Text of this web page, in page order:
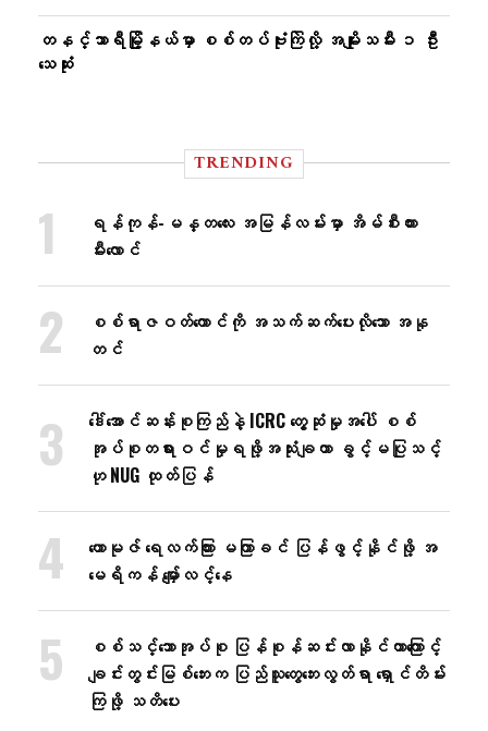
တနင်္သာရီမြို့နယ်မှာ စစ်တပ်ဗုံးကြဲလို့ အမျိုးသမီး ၁ ဦး
သေဆုံး
TRENDING
ရန်ကုန်-မန္တလေး အမြန်လမ်းမှာ အိမ်စီးကား
မီးလောင်
စစ်ရာဇဝတ်ကောင်ကို အသက်ဆက်ပေးလိုသော အနု
တင်
ဒေါ်အောင်ဆန်းစုကြည်နဲ့ ICRC တွေ့ဆုံမှုအပေါ် စစ်
အုပ်စုတရားဝင်မှုရဖို့အသုံးချတာ ခွင့်မပြုသင့်
ဟု NUG ထုတ်ပြန်
ဟောမုဇ် ရေလက်ကြား မကြာခင် ပြန်ဖွင့်နိုင်ဖို့ အ
မေရိကန် မျှော်လင့်နေ
စစ်သင်္ဘောအုပ်စု ပြန်စုန်ဆင်းလာနိုင်တာကြောင့်
ချင်းတွင်းမြစ်ဘေးက ပြည်သူတွေဘေးလွတ်ရာ ရှောင်တိမ်း
ကြဖို့ သတိပေး